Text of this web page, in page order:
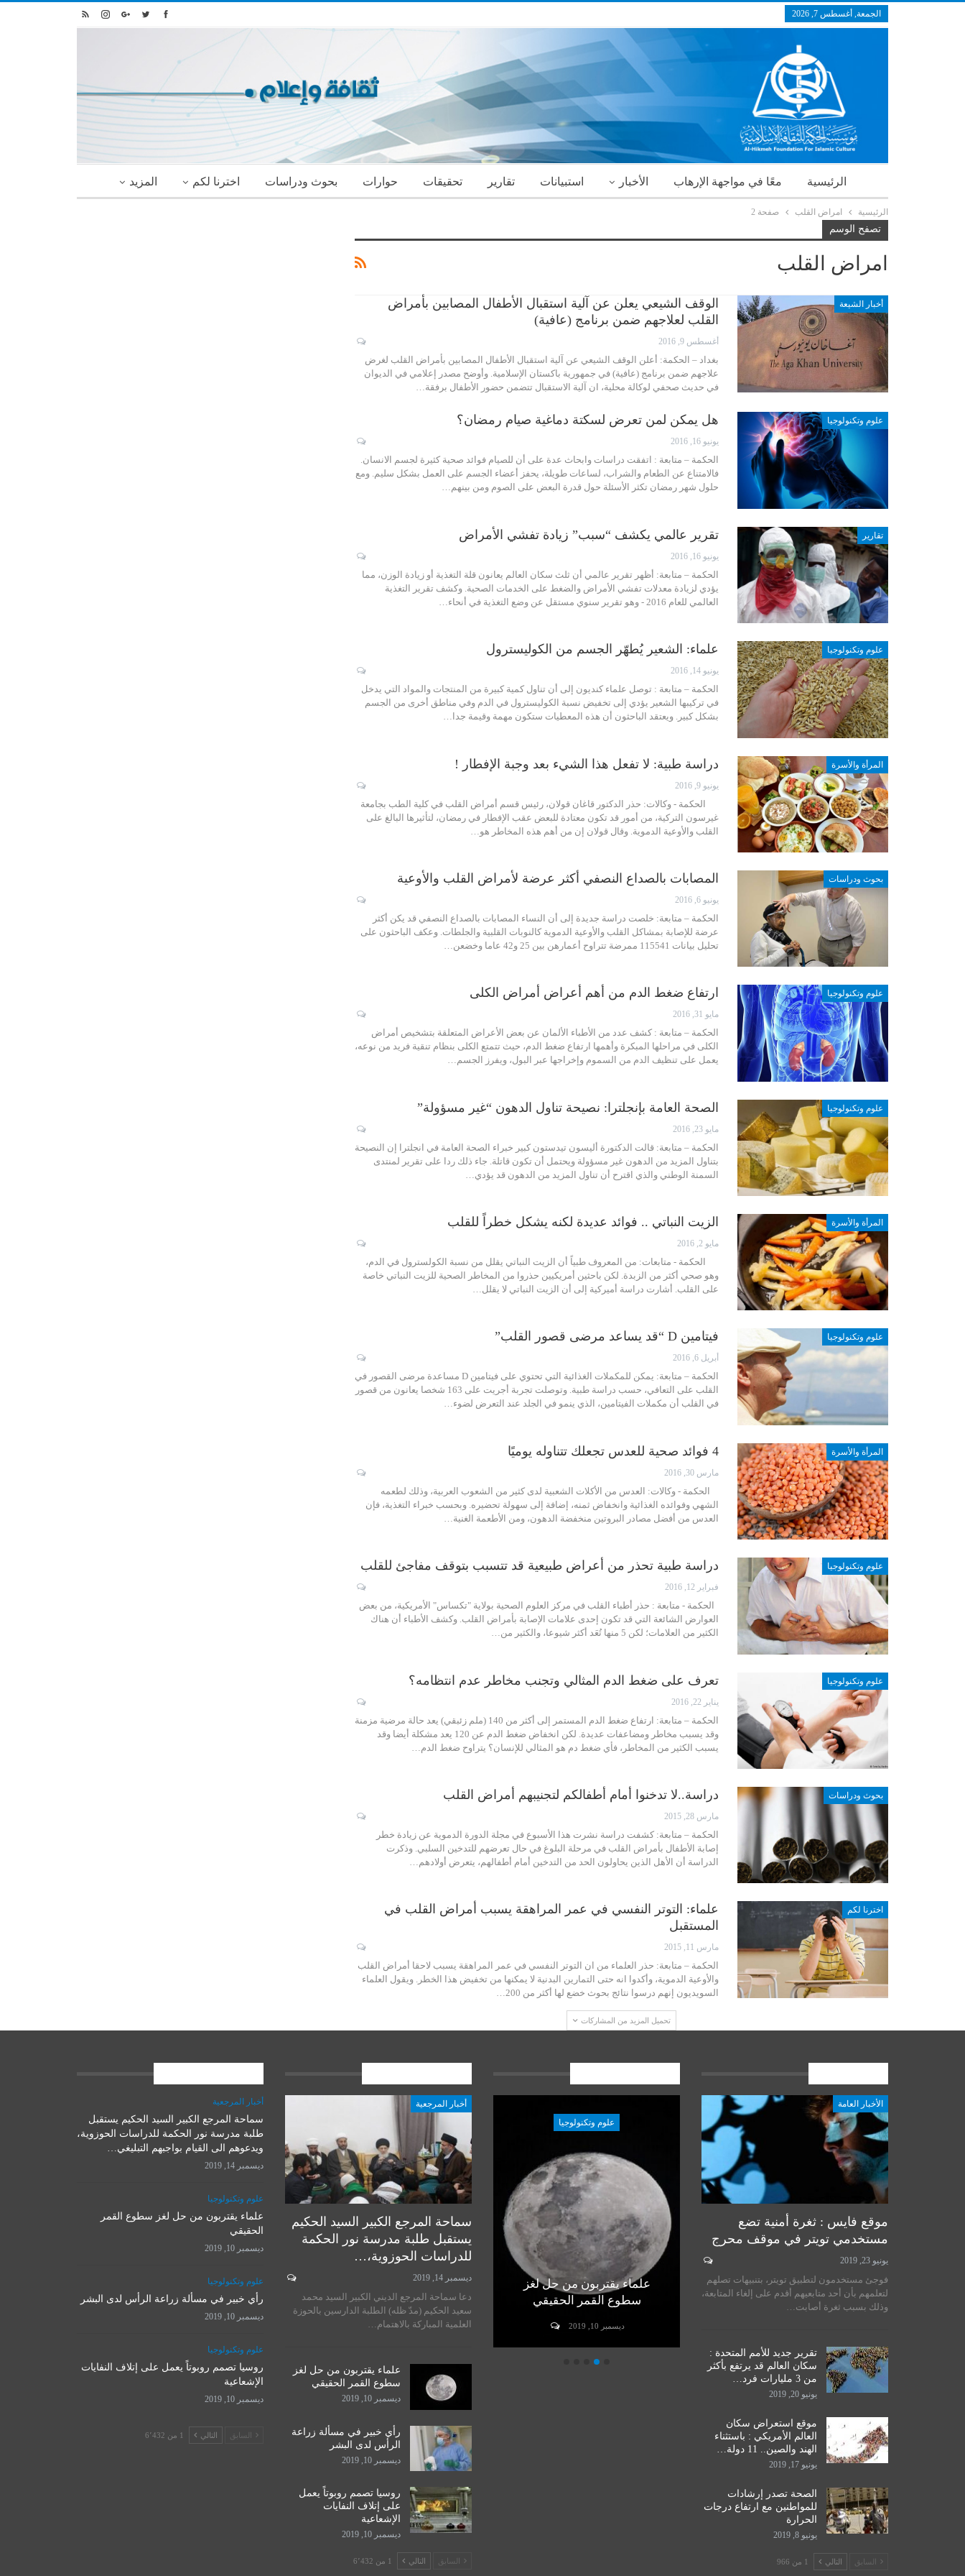
الجمعة, أغسطس 7, 2026
الرئيسية معًا في مواجهة الإرهاب الأخبار استبيانات تقارير تحقيقات حوارات بحوث ودراسات اخترنا لكم المزيد
الرئيسية امراض القلب صفحة 2
تصفح الوسم
امراض القلب
أخبار الشيعة
الوقف الشيعي يعلن عن آلية استقبال الأطفال المصابين بأمراض
القلب لعلاجهم ضمن برنامج (عافية)
أغسطس 9, 2016
بغداد – الحكمة: أعلن الوقف الشيعي عن آلية استقبال الأطفال المصابين بأمراض القلب لغرض
علاجهم ضمن برنامج (عافية) في جمهورية باكستان الإسلامية. وأوضح مصدر إعلامي في الديوان
في حديث صحفي لوكالة محلية، ان آلية الاستقبال تتضمن حضور الأطفال برفقة…
علوم وتكنولوجيا هل يمكن لمن تعرض لسكتة دماغية صيام رمضان؟
يونيو 16, 2016
الحكمة – متابعة : اتفقت دراسات وابحاث عدة على أن للصيام فوائد صحية كثيرة لجسم الانسان.
فالامتناع عن الطعام والشراب، لساعات طويلة، يحفز أعضاء الجسم على العمل بشكل سليم. ومع
حلول شهر رمضان تكثر الأسئلة حول قدرة البعض على الصوم ومن بينهم…
تقارير تقرير عالمي يكشف “سبب” زيادة تفشي الأمراض
يونيو 16, 2016
الحكمة – متابعة: أظهر تقرير عالمي أن ثلث سكان العالم يعانون قلة التغذية أو زيادة الوزن، مما
يؤدي لزيادة معدلات تفشي الأمراض والضغط على الخدمات الصحية. وكشف تقرير التغذية
العالمي للعام 2016 - وهو تقرير سنوي مستقل عن وضع التغذية في أنحاء…
علوم وتكنولوجيا علماء: الشعير يُطهّر الجسم من الكوليسترول
يونيو 14, 2016
الحكمة – متابعة : توصل علماء كنديون إلى أن تناول كمية كبيرة من المنتجات والمواد التي يدخل
في تركيبها الشعير يؤدي إلى تخفيض نسبة الكوليسترول في الدم وفي مناطق أخرى من الجسم
بشكل كبير. ويعتقد الباحثون أن هذه المعطيات ستكون مهمة وقيمة جدا…
المرأة والأسرة دراسة طبية: لا تفعل هذا الشيء بعد وجبة الإفطار !
يونيو 9, 2016
الحكمة - وكالات: حذر الدكتور قاغان قولان، رئيس قسم أمراض القلب في كلية الطب بجامعة
غيرسون التركية، من أمور قد تكون معتادة للبعض عقب الإفطار في رمضان، لتأثيرها البالغ على
القلب والأوعية الدموية. وقال قولان إن من أهم هذه المخاطر هو…
بحوث ودراسات المصابات بالصداع النصفي أكثر عرضة لأمراض القلب والأوعية
يونيو 6, 2016
الحكمة – متابعة: خلصت دراسة جديدة إلى أن النساء المصابات بالصداع النصفي قد يكن أكثر
عرضة للإصابة بمشاكل القلب والأوعية الدموية كالنوبات القلبية والجلطات. وعكف الباحثون على
تحليل بيانات 115541 ممرضة تتراوح أعمارهن بين 25 و42 عاما وخضعن…
علوم وتكنولوجيا ارتفاع ضغط الدم من أهم أعراض أمراض الكلى
مايو 31, 2016
الحكمة – متابعة : كشف عدد من الأطباء الألمان عن بعض الأعراض المتعلقة بتشخيص أمراض
الكلى في مراحلها المبكرة وأهمها ارتفاع ضغط الدم، حيث تتمتع الكلى بنظام تنقية فريد من نوعه،
يعمل على تنظيف الدم من السموم وإخراجها عبر البول، ويفرز الجسم…
علوم وتكنولوجيا الصحة العامة بإنجلترا: نصيحة تناول الدهون “غير مسؤولة”
مايو 23, 2016
الحكمة – متابعة: قالت الدكتورة أليسون تيدستون كبير خبراء الصحة العامة في انجلترا إن النصيحة
بتناول المزيد من الدهون غير مسؤولة ويحتمل أن تكون قاتلة. جاء ذلك ردا على تقرير لمنتدى
السمنة الوطني والذي اقترح أن تناول المزيد من الدهون قد يؤدي…
المرأة والأسرة الزيت النباتي .. فوائد عديدة لكنه يشكل خطراً للقلب
مايو 2, 2016
الحكمة - متابعات: من المعروف طبياً أن الزيت النباتي يقلل من نسبة الكولسترول في الدم،
وهو صحي أكثر من الزبدة. لكن باحثين أمريكيين حذروا من المخاطر الصحية للزيت النباتي خاصة
على القلب. أشارت دراسة أميركية إلى أن الزيت النباتي لا يقلل…
علوم وتكنولوجيا فيتامين D “قد يساعد مرضى قصور القلب”
أبريل 6, 2016
الحكمة – متابعة: يمكن للمكملات الغذائية التي تحتوي على فيتامين D مساعدة مرضى القصور في
القلب على التعافي، حسب دراسة طبية. وتوصلت تجربة أجريت على 163 شخصا يعانون من قصور
في القلب أن مكملات الفيتامين، الذي ينمو في الجلد عند التعرض لضوء…
المرأة والأسرة 4 فوائد صحية للعدس تجعلك تتناوله يوميًا
مارس 30, 2016
الحكمة - وكالات: العدس من الأكلات الشعبية لدى كثير من الشعوب العربية، وذلك لطعمه
الشهي وفوائده الغذائية وانخفاض ثمنه، إضافة إلى سهولة تحضيره. وبحسب خبراء التغذية، فإن
العدس من أفضل مصادر البروتين منخفضة الدهون، ومن الأطعمة الغنية…
علوم وتكنولوجيا دراسة طبية تحذر من أعراض طبيعية قد تتسبب بتوقف مفاجئ للقلب
فبراير 12, 2016
الحكمة - متابعة : حذر أطباء القلب في مركز العلوم الصحية بولاية "تكساس" الأمريكية، من بعض
العوارض الشائعة التي قد تكون إحدى علامات الإصابة بأمراض القلب. وكشف الأطباء أن هناك
الكثير من العلامات؛ لكن 5 منها تُعَد أكثر شيوعا، والكثير من…
علوم وتكنولوجيا تعرف على ضغط الدم المثالي وتجنب مخاطر عدم انتظامه؟
يناير 22, 2016
الحكمة – متابعة: ارتفاع ضغط الدم المستمر إلى أكثر من 140 (ملم زئبقي) يعد حالة مرضية مزمنة
وقد يسبب مخاطر ومضاعفات عديدة. لكن انخفاض ضغط الدم عن 120 يعد مشكلة أيضا وقد
يسبب الكثير من المخاطر، فأي ضغط دم هو المثالي للإنسان؟ يتراوح ضغط الدم…
بحوث ودراسات دراسة..لا تدخنوا أمام أطفالكم لتجنيبهم أمراض القلب
مارس 28, 2015
الحكمة – متابعة: كشفت دراسة نشرت هذا الأسبوع في مجلة الدورة الدموية عن زيادة خطر
إصابة الأطفال بأمراض القلب في مرحلة البلوغ في حال تعرضهم للتدخين السلبي. وذكرت
الدراسة أن الأهل الذين يحاولون الحد من التدخين أمام أطفالهم، يتعرض أولادهم…
اخترنا لكم
علماء: التوتر النفسي في عمر المراهقة يسبب أمراض القلب في
المستقبل
مارس 11, 2015
الحكمة – متابعة: حذر العلماء من ان التوتر النفسي في عمر المراهقة يسبب لاحقا أمراض القلب
والأوعية الدموية، وأكدوا انه حتى التمارين البدنية لا يمكنها من تخفيض هذا الخطر. ويقول العلماء
السويديون إنهم درسوا نتائج بحوث خضع لها أكثر من 200…
تحميل المزيد من المشاركات
الأخبار العامة
موقع فايس : ثغرة أمنية تضع
مستخدمي تويتر في موقف محرج
يونيو 23, 2019
فوجئ مستخدمون لتطبيق تويتر، بتنبيهات تصلهم
لتعلمهم بأن أحد متابعيهم أقدم على إلغاء المتابعة،
وذلك بسبب ثغرة أصابت…
تقرير جديد للأمم المتحدة :
سكان العالم قد يرتفع بأكثر
من 3 مليارات فرد…
يونيو 20, 2019
موقع استعراض سكان
العالم الأمريكي : باستثناء
الهند والصين.. 11 دولة…
يونيو 17, 2019
الصحة تصدر إرشادات
للمواطنين مع ارتفاع درجات
الحرارة
يونيو 8, 2019
السابق التالي 1 من 966
أخبار المرجعية
سماحة المرجع الكبير السيد
الحكيم يستقبل طلبة مدرسة نور
الحكمة للدراسات الحوزوية،…
علوم وتكنولوجيا
علماء يقتربون من حل لغز
سطوع القمر الحقيقي
ديسمبر 10, 2019
رأي خبير في مسألة زراعة
الرأس لدى البشر
ديسمبر 10, 2019
علوم وتكنولوجيا
روسيا تصمم روبوتاً يعمل على
إتلاف النفايات الإشعاعية
أخبار المرجعية
سماحة المرجع الكبير السيد الحكيم
يستقبل طلبة مدرسة نور الحكمة
للدراسات الحوزوية،…
ديسمبر 14, 2019
دعا سماحة المرجع الديني الكبير السيد محمد
سعيد الحكيم (مدّ ظله) الطلبة الدارسين بالحوزة
العلمية المباركة بالاهتمام…
علماء يقتربون من حل لغز
سطوع القمر الحقيقي
ديسمبر 10, 2019
رأي خبير في مسألة زراعة
الرأس لدى البشر
ديسمبر 10, 2019
روسيا تصمم روبوتاً يعمل
على إتلاف النفايات
الإشعاعية
ديسمبر 10, 2019
السابق التالي 1 من 6٬432
أخبار المرجعية
سماحة المرجع الكبير السيد الحكيم يستقبل
طلبة مدرسة نور الحكمة للدراسات الحوزوية،
ويدعوهم الى القيام بواجبهم التبليغي…
ديسمبر 14, 2019
علوم وتكنولوجيا
علماء يقتربون من حل لغز سطوع القمر
الحقيقي
ديسمبر 10, 2019
علوم وتكنولوجيا
رأي خبير في مسألة زراعة الرأس لدى البشر
ديسمبر 10, 2019
علوم وتكنولوجيا
روسيا تصمم روبوتاً يعمل على إتلاف النفايات
الإشعاعية
ديسمبر 10, 2019
السابق التالي 1 من 6٬432